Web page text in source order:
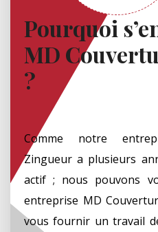
Pourquoi
MD
?
Comme notre
Zingueur a plusieurs
actif ; nous pouvons
entreprise MD
vous fournir un travail